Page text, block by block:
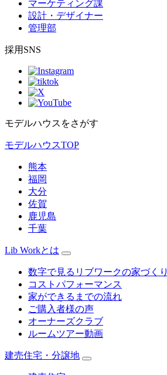
マーケティング課
設計・デザイナー
管理部
採用SNS
モデルハウスをさがす
モデルハウスTOP
熊本
福岡
大分
佐賀
鹿児島
千葉
Lib Workとは
数字で見るリブワークの家づくり
コストパフォーマンス
家ができるまでの流れ
ご購入者様の声
オーナーズクラブ
ルームツアー動画
建売住宅・分譲地